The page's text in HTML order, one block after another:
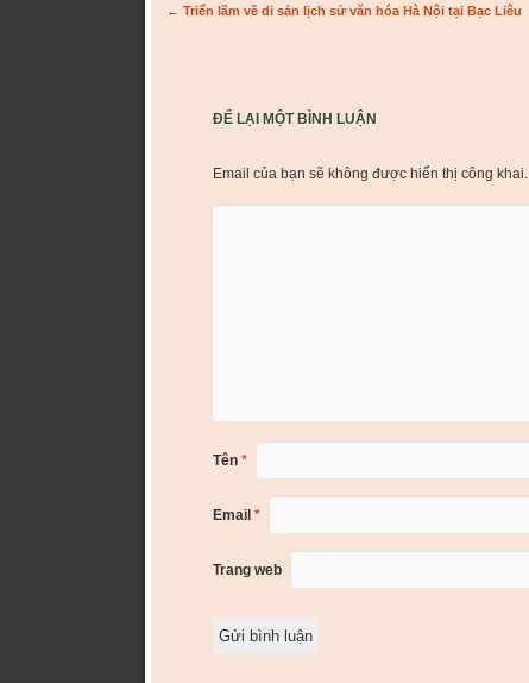
Post navigation
← Triển lãm về di sản lịch sử văn hóa Hà Nội tại Bạc Liêu
ĐỂ LẠI MỘT BÌNH LUẬN
Email của bạn sẽ không được hiển thị công khai.
Tên *
Email *
Trang web